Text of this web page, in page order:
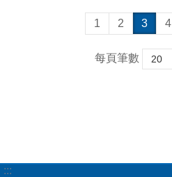
1 2 3 4
每頁筆數
:::